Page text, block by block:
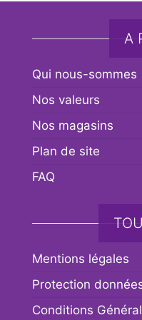
A
Qui nous-sommes
Nos valeurs
Nos magasins
Plan de site
FAQ
Mentions légales
Protection
Conditions